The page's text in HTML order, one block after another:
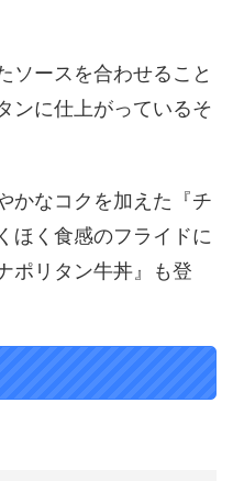
ソースを合わせること
ンに仕上がっているそ
かなコクを加えた『チ
ほく食感のフライドに
ポリタン牛丼』も登